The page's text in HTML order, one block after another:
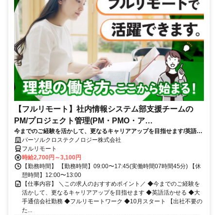
【フルリモート】社内情報システム部支援チームの
PM/プロジェクト管理(PM・PMO・ア
シ)_N260774362
今までのご経験を活かして、更なるキャリアアップを目指せます/英語活
かせる/大手通信会社勤務/フルリモートワーク/10月スタート
パーソルクロステクノロジー株式会社
フルリモート
時給2,700円～3,100円
【勤務時間】 【勤務時間】09:00〜17:45(実働時間07時間45分) 【休
憩時間】12:00〜13:00
【仕事内容】 ＼この求人のおすすめポイント／ ◆今までのご経験を
活かして、更なるキャリアアップを目指せます ◆英語活かせる ◆大
手通信会社勤務 ◆フルリモートワーク ◆10月スタート 【出社不要の
た...